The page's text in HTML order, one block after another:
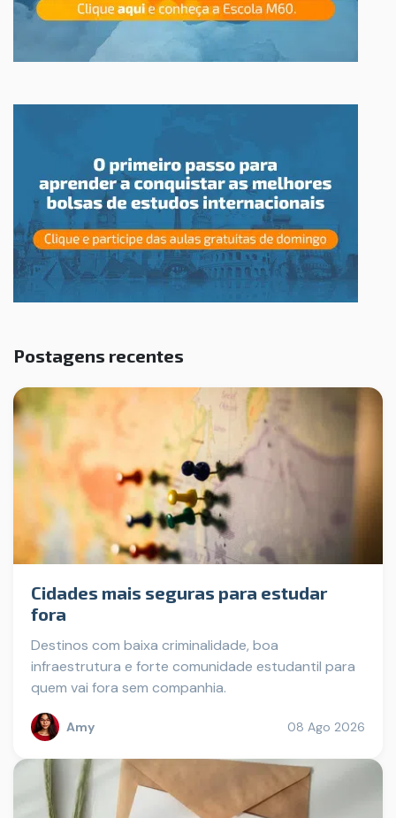
Postagens recentes
Cidades mais seguras para estudar
fora
Destinos com baixa criminalidade, boa
infraestrutura e forte comunidade estudantil para
quem vai fora sem companhia.
Amy 08 Ago 2026